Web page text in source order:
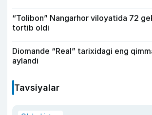
“Tolibon” Nangarhor viloyatida 72
tortib oldi
Diomande “Real” tarixidagi eng
aylandi
Tavsiyalar